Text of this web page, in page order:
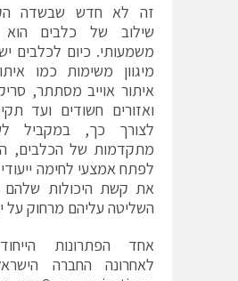
זה לא חדש שבשדה
שילוב של כלבים
משמעותי. כיום לכלבים
מיגוון משימות כמו
איתור אוייב מסתתר,
ואזורים חשודים ועד
לצורך כך, במקביל
מתקדמות של הכלבים,
לפתח אמצעי לחימה
את קשת היכולות שלהם
השליטה עליהם מרחוק על
אחד הפתרונות